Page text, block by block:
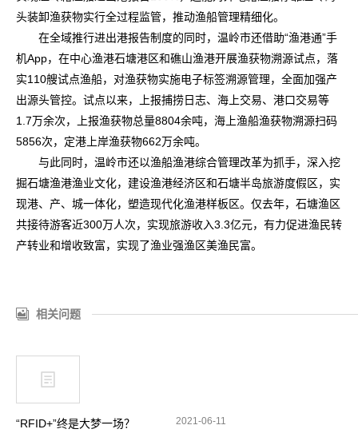
头装卸渔获物实行全过程监管，推动渔船管理精细化。
在全域推行进出港报告制度的同时，温岭市还借助“渔港通”手
机App，在中心渔港石塘港区和礁山渔港开展渔获物溯源试点，落
实110艘试点渔船，对渔获物实施电子标签溯源管理，全面加强产
出源头管控。试点以来，上报捕捞日志、海上交易、港口交易等
1.7万余次，上报渔获物总量8804余吨，海上渔船渔获物溯源扫码
5856次，定港上岸渔获物662万余吨。
与此同时，温岭市还以渔船渔港综合管理改革为抓手，深入挖
掘石塘渔港渔业文化，建设渔港经济区和石塘半岛旅游度假区，实
现港、产、城一体化，塑造现代化渔港样板区。仅去年，石塘渔区
共接待游客近300万人次，实现旅游收入3.3亿元，有力促进渔民转
产转业和增收致富，实现了渔业强渔区美渔民富。
相关问题
“RFID+”终是大梦一场？ 2021-06-11